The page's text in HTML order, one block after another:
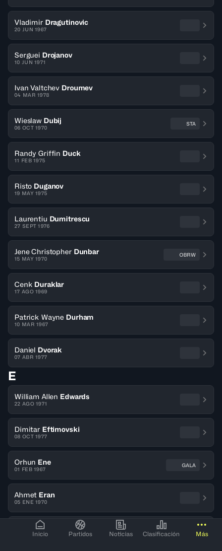
Inicio Partidos Noticias Clasificación Más
Vladimir Dragutinovic
20 JUN 1967
Serguei Drojanov
10 JUN 1971
Ivan Valtchev Droumev
04 MAR 1978
Wieslaw Dubij
06 OCT 1970
STA
Randy Griffin Duck
11 FEB 1975
Risto Duganov
19 MAY 1975
Laurentiu Dumitrescu
27 SEPT 1976
Jene Christopher Dunbar
15 MAY 1970
OBRW
Cenk Duraklar
17 AGO 1969
Patrick Wayne Durham
10 MAR 1967
Daniel Dvorak
07 ABR 1977
E
William Allen Edwards
22 AGO 1971
Dimitar Eftimovski
08 OCT 1977
Orhun Ene
01 FEB 1967
GALA
Ahmet Eran
05 ENE 1970
Kristijan Ercegovic
14 MAY 1976